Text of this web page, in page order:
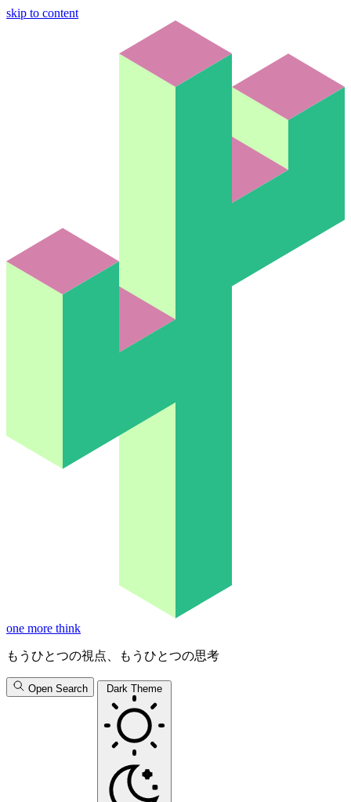
skip to content
one more think
もうひとつの視点、もうひとつの思考
Open Search Dark Theme